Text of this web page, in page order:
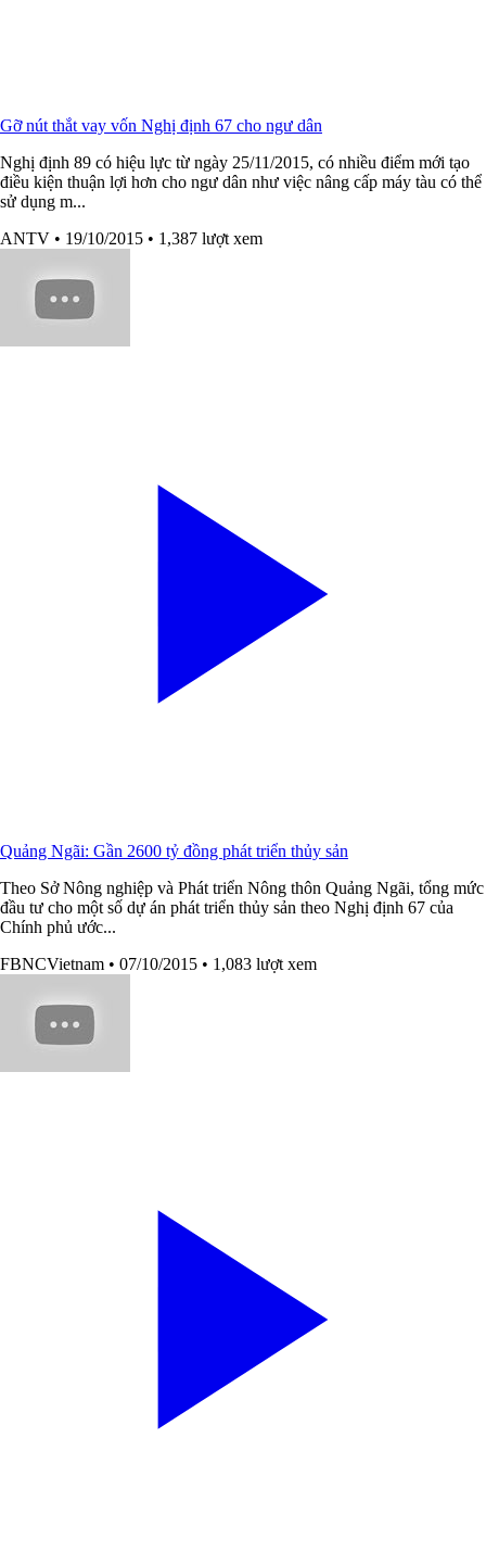
Gỡ nút thắt vay vốn Nghị định 67 cho ngư dân
Nghị định 89 có hiệu lực từ ngày 25/11/2015, có nhiều điểm mới tạo
điều kiện thuận lợi hơn cho ngư dân như việc nâng cấp máy tàu có thể
sử dụng m...
ANTV • 19/10/2015 • 1,387 lượt xem
Quảng Ngãi: Gần 2600 tỷ đồng phát triển thủy sản
Theo Sở Nông nghiệp và Phát triển Nông thôn Quảng Ngãi, tổng mức
đầu tư cho một số dự án phát triển thủy sản theo Nghị định 67 của
Chính phủ ước...
FBNCVietnam • 07/10/2015 • 1,083 lượt xem